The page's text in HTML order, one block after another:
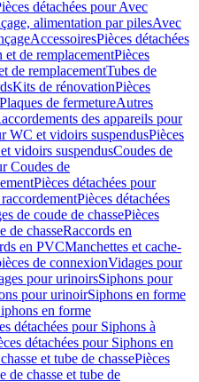
détachées pour Avec
alimentation par pilesAvec
AccessoiresPièces détachées
de remplacementPièces
de remplacementTubes de
Kits de rénovationPièces
Plaques de fermetureAutres
des appareils pour
WC et vidoirs suspendusPièces
vidoirs suspendusCoudes de
Coudes de
Pièces détachées pour
Pièces détachées
de coude de chassePièces
de chasseRaccords en
en PVCManchettes et cache-
de connexionVidages pour
pour urinoirsSiphons pour
pour urinoirSiphons en forme
en forme
détachées pour Siphons à
détachées pour Siphons en
et tube de chassePièces
de chasse et tube de